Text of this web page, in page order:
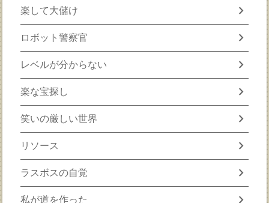
楽して大儲け chevron_right
ロボット警察官 chevron_right
レベルが分からない chevron_right
楽な宝探し chevron_right
笑いの厳しい世界 chevron_right
リソース chevron_right
ラスボスの自覚 chevron_right
私が道を作った